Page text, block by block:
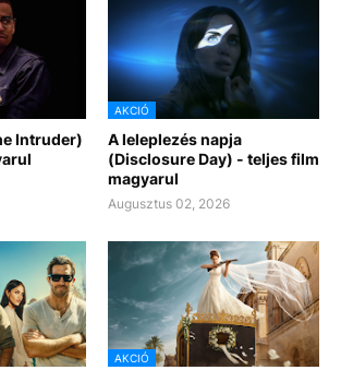
Intruder)
AKCIÓ
A leleplezés napja
(Disclosure Day) - teljes film
magyarul
Augusztus 02, 2026
AKCIÓ